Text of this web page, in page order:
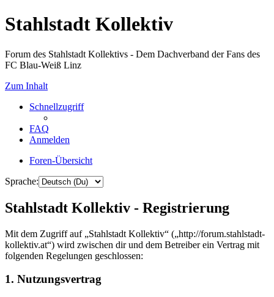
Stahlstadt Kollektiv
Forum des Stahlstadt Kollektivs - Dem Dachverband der Fans des
FC Blau-Weiß Linz
Zum Inhalt
Schnellzugriff
FAQ
Anmelden
Foren-Übersicht
Sprache:
Stahlstadt Kollektiv - Registrierung
Mit dem Zugriff auf „Stahlstadt Kollektiv“ („http://forum.stahlstadt-
kollektiv.at“) wird zwischen dir und dem Betreiber ein Vertrag mit
folgenden Regelungen geschlossen:
1. Nutzungsvertrag